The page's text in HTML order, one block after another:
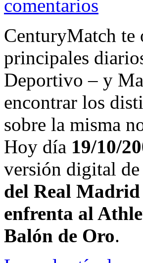
comentarios
CenturyMatch te
principales
Deportivo – y
encontrar los
sobre la misma
Hoy día 19/10/
versión digital
del Real
enfrenta al
Balón de Oro.